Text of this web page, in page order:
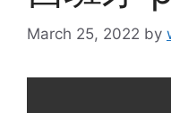
March 25, 2022 by